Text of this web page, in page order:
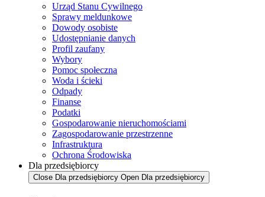
Urząd Stanu Cywilnego
Sprawy meldunkowe
Dowody osobiste
Udostępnianie danych
Profil zaufany
Wybory
Pomoc społeczna
Woda i ścieki
Odpady
Finanse
Podatki
Gospodarowanie nieruchomościami
Zagospodarowanie przestrzenne
Infrastruktura
Ochrona Środowiska
Dla przedsiębiorcy
Close Dla przedsiębiorcy Open Dla przedsiębiorcy